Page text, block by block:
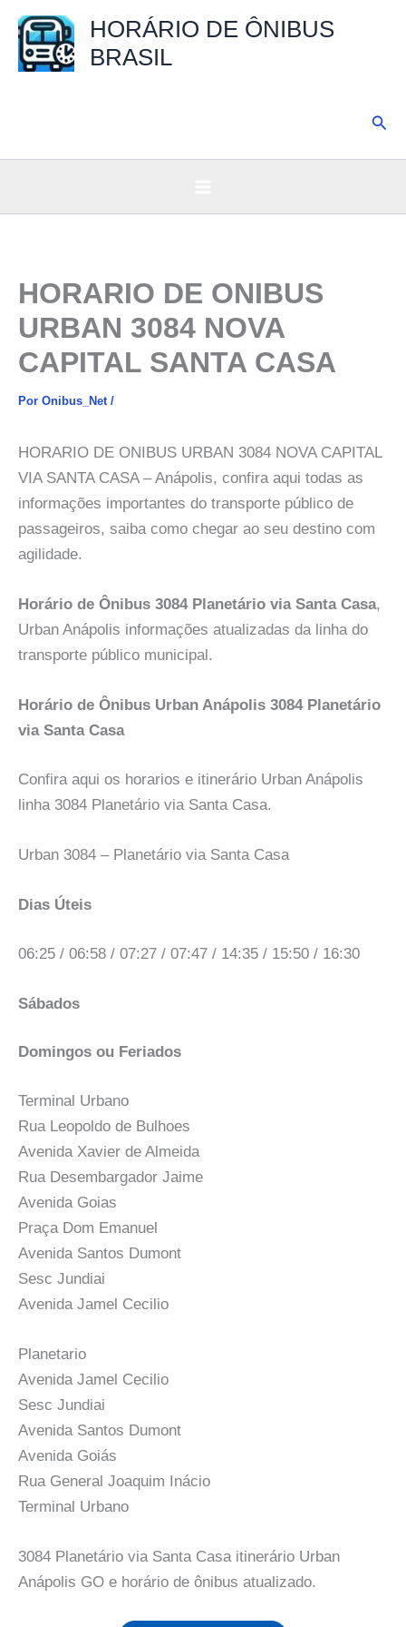
para
HORÁRIO DE ÔNIBUS
BRASIL
HORARIO DE ONIBUS
URBAN 3084 NOVA
CAPITAL SANTA CASA
Por Onibus_Net /
HORARIO DE ONIBUS URBAN 3084 NOVA CAPITAL
VIA SANTA CASA – Anápolis, confira aqui todas as
informações importantes do transporte público de
passageiros, saiba como chegar ao seu destino com
agilidade.
Horário de Ônibus 3084 Planetário via Santa Casa,
Urban Anápolis informações atualizadas da linha do
transporte público municipal.
Horário de Ônibus Urban Anápolis 3084 Planetário
via Santa Casa
Confira aqui os horarios e itinerário Urban Anápolis
linha 3084 Planetário via Santa Casa.
Urban 3084 – Planetário via Santa Casa
Dias Úteis
06:25 / 06:58 / 07:27 / 07:47 / 14:35 / 15:50 / 16:30
Sábados
Domingos ou Feriados
Terminal Urbano
Rua Leopoldo de Bulhoes
Avenida Xavier de Almeida
Rua Desembargador Jaime
Avenida Goias
Praça Dom Emanuel
Avenida Santos Dumont
Sesc Jundiai
Avenida Jamel Cecilio
Planetario
Avenida Jamel Cecilio
Sesc Jundiai
Avenida Santos Dumont
Avenida Goiás
Rua General Joaquim Inácio
Terminal Urbano
3084 Planetário via Santa Casa itinerário Urban
Anápolis GO e horário de ônibus atualizado.